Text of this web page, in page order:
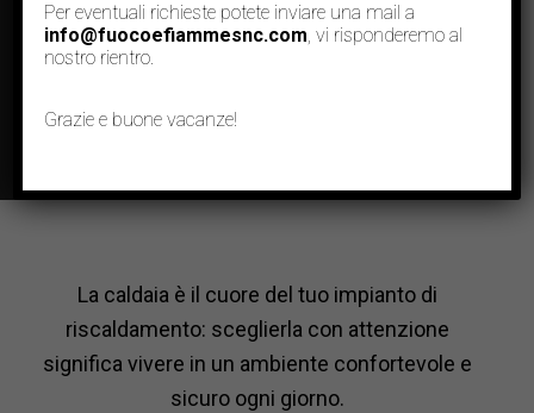
Comfort e tecnologia per
la tua casa
La caldaia è il cuore del tuo impianto di
riscaldamento: sceglierla con attenzione
significa vivere in un ambiente confortevole e
sicuro ogni giorno.
Per eventuali richieste potete inviare una mail a
info@fuocoefiammesnc.com, vi risponderemo al
nostro rientro.
Grazie e buone vacanze!